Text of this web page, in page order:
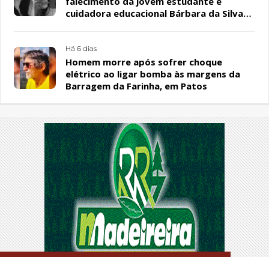
cuidadora educacional Bárbara da Silva
Há 6 dias
Homem morre após sofrer choque
elétrico ao ligar bomba às margens da
Barragem da Farinha, em Patos